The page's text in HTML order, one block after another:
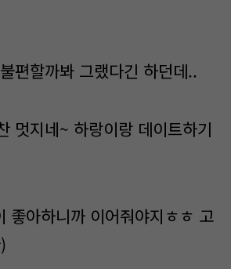
편할까봐 그랬다긴 하던데..
멋지네~ 하랑이랑 데이트하기
좋아하니까 이어줘야지ㅎㅎ 고